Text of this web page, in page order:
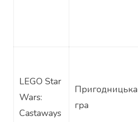
LEGO Star
Wars:
Castaways
Пригодницька
гра